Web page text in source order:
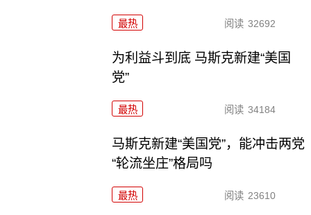
最热 阅读 32692
为利益斗到底 马斯克新建“美国
党”
最热 阅读 34184
马斯克新建“美国党”，能冲击两党
“轮流坐庄”格局吗
最热 阅读 23610